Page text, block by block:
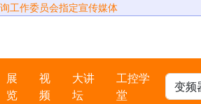
工作委员会指定宣传媒体
展
览
视
频
大讲
坛
工控学
堂